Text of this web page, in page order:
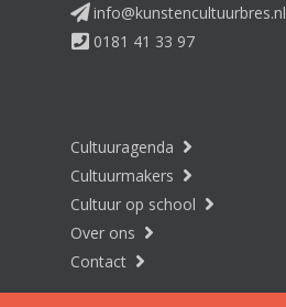
info@kunstencultuurbres.nl
0181 41 33 97
Cultuuragenda
Cultuurmakers
Cultuur op school
Over ons
Contact